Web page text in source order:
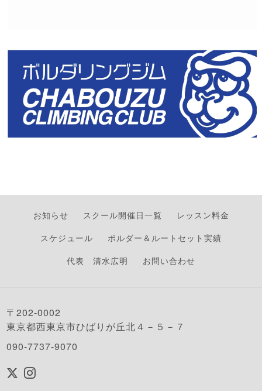
お知らせ スクール開催日一覧
レッスン料金
スケジュール
ボルダー＆ルートセット実績
代表 清水広明
お問い合わせ
〒202-0002
東京都西東京市ひばりが丘北４－５－７
090-7737-9070